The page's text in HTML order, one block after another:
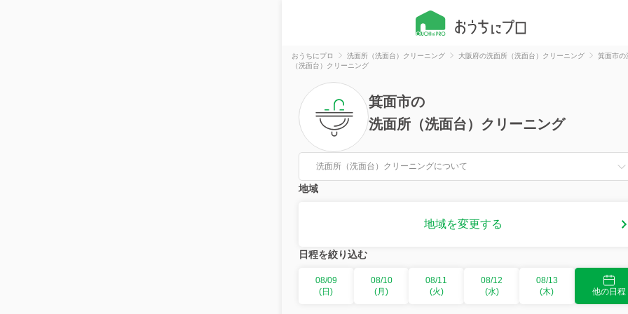
おうちにプロ 洗面所（洗面台）クリーニング 大阪府の洗面所（洗面台）クリーニング
箕面市の
（洗面台）クリーニング
箕面市の
洗面所（洗面台）クリーニング
洗面所（洗面台）クリーニングについて
地域
地域を変更する
日程を絞り込む
08/09
(日)
08/10
(月)
08/11
(火)
08/12
(水)
08/13
(木)
他の日程